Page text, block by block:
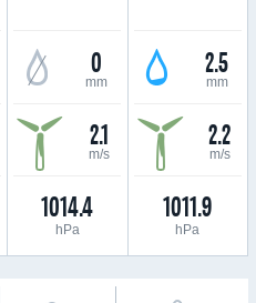
0
mm
2.1
m/s
1014.4
hPa
2.5
mm
2.2
m/s
1011.9
hPa